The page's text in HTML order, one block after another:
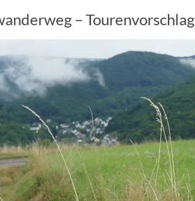
– Tourenvorschlag